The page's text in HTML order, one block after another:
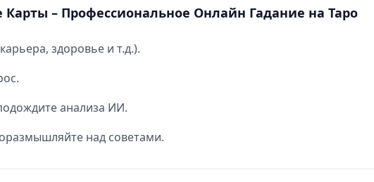
Карты – Профессиональное Онлайн Гадание на Таро
здоровье и т.д.).
анализа ИИ.
над советами.